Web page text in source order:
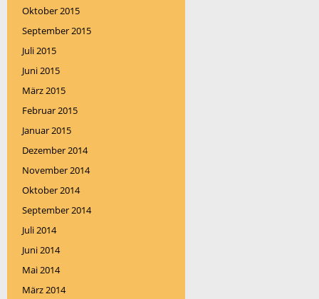
Oktober 2015
September 2015
Juli 2015
Juni 2015
März 2015
Februar 2015
Januar 2015
Dezember 2014
November 2014
Oktober 2014
September 2014
Juli 2014
Juni 2014
Mai 2014
März 2014